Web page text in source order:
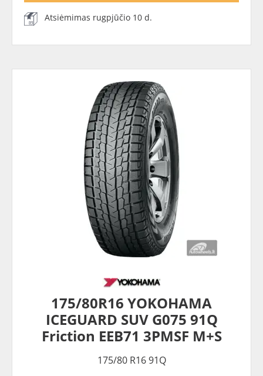
Atsiėmimas rugpjūčio 10 d.
175/80R16 YOKOHAMA
ICEGUARD SUV G075 91Q
Friction EEB71 3PMSF M+S
175/80 R16 91Q